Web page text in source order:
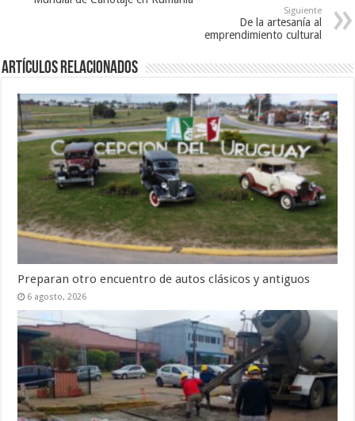
Siguiente
De la artesanía al
emprendimiento cultural
Artículos Relacionados
Preparan otro encuentro de autos clásicos y antiguos
6 agosto, 2026